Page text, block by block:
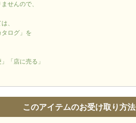
せんので、
、
ログ」を
「店に売る」
このアイテムのお受け取り方法